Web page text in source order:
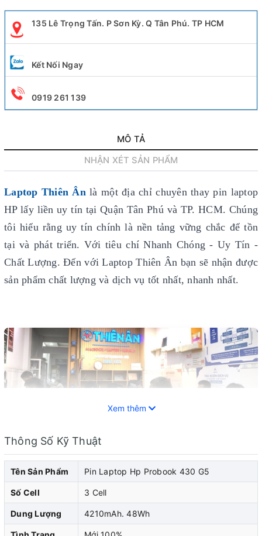
135 Lê Trọng Tấn. P Sơn Kỳ. Q Tân Phú. TP HCM
Kết Nối Ngay
0919 261 139
MÔ TẢ
NHẬN XÉT SẢN PHẨM
Laptop Thiên Ân là một địa chỉ chuyên thay pin laptop
HP lấy liền uy tín tại Quận Tân Phú và TP. HCM. Chúng
tôi hiểu rằng uy tín chính là nền tảng vững chắc để tồn
tại và phát triển. Với tiêu chí Nhanh Chóng - Uy Tín -
Chất Lượng. Đến với Laptop Thiên Ân bạn sẽ nhận được
sản phẩm chất lượng và dịch vụ tốt nhất, nhanh nhất.
Pin laptop HP đóng vai trò quan trọng trong việc cung
cấp năng lượng cho laptop hp của bạn. Khi pin laptop
Xem thêm
Thông Số Kỹ Thuật
Tên Sản Phẩm Pin Laptop Hp Probook 430 G5
Số Cell 3 Cell
Dung Lượng 4210mAh. 48Wh